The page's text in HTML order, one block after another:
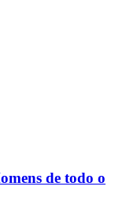
de todo o